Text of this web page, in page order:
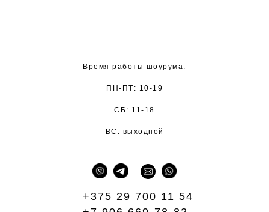
+375 29 700 11 54
Время работы шоурума:
ПН-ПТ: 10-19
СБ: 11-18
ВС: выходной